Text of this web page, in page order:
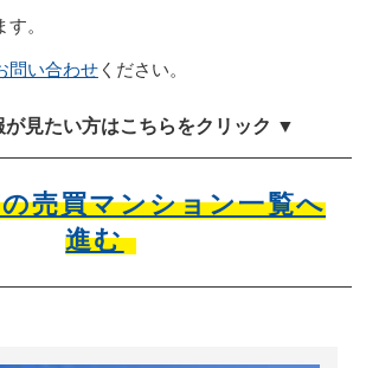
。
問い合わせください。
見たい方はこちらをクリック ▼
売買マンション一覧へ
進む